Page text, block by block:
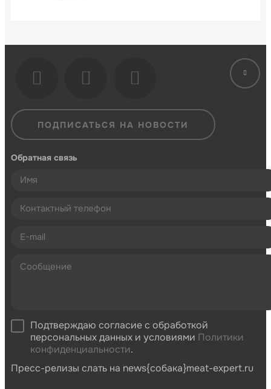
ПОДПИСАТЬСЯ НА НОВОСТИ
Обратная связь
Подтверждаю согласие с обработкой
персональных данных и условиями Политики
конфиденциальности.
Пресс-релизы слать на news{собака}meat-expert.ru